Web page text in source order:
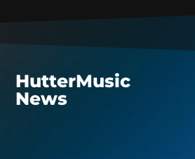
HutterMusic
News